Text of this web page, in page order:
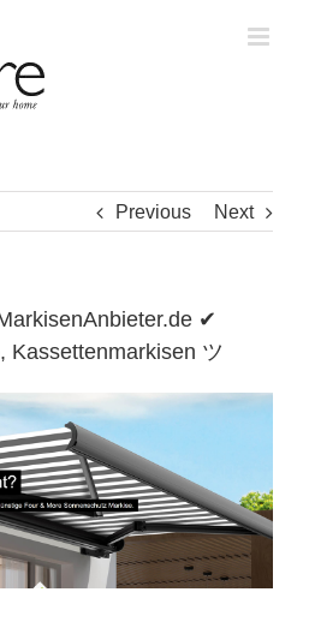
Previous Next
✔
Kassettenmarkisen ツ